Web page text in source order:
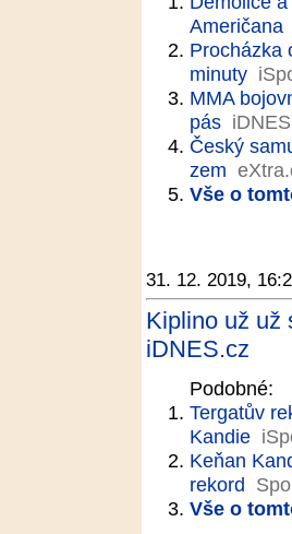
Američana
Procházka
minuty
MMA
pás
Český
zem
Vše o
31. 12. 2019,
Kiplino už už
iDNES.cz
Podobné:
Tergatův
Kandie
Keňan
rekord
Vše o